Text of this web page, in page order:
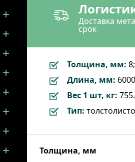
Доставка
срок
Толщина, мм: 8;
Длина, мм:
Вес 1 шт, кг:
Тип:
Толщина, мм